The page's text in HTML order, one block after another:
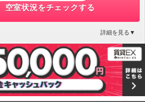
空室状況をチェックする
詳細を見る▼